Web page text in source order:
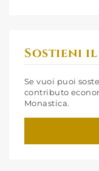
Sostieni
Se vuoi puoi
contributo
Monastica.